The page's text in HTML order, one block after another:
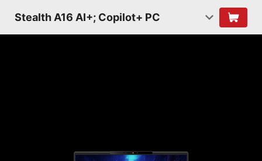
Stealth A16 AI+; Copilot+ PC